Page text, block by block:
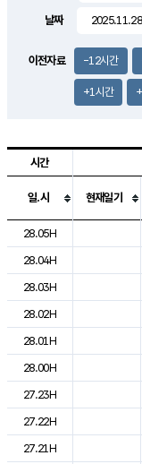
날짜
이전자료 -12시간
+1시간
도시별 기상실황표로
시간
일.시 현재일기
28.05H
28.04H
28.03H
28.02H
28.01H
28.00H
27.23H
27.22H
27.21H